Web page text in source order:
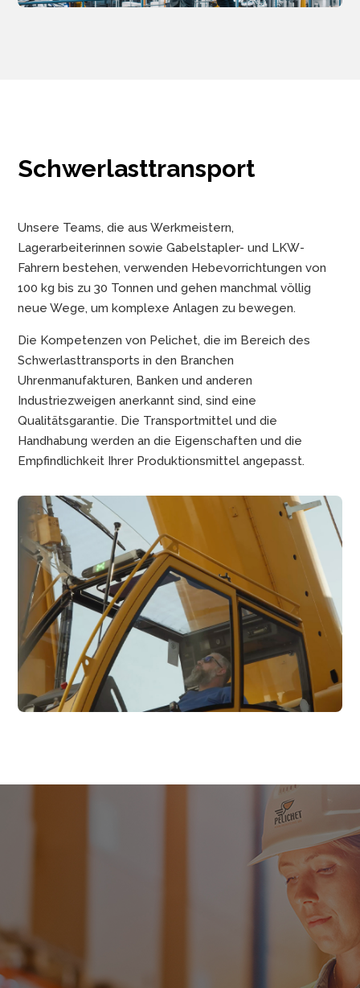
Schwerlasttransport
Unsere Teams, die aus Werkmeistern,
Lagerarbeiterinnen sowie Gabelstapler- und LKW-
Fahrern bestehen, verwenden Hebevorrichtungen von
100 kg bis zu 30 Tonnen und gehen manchmal völlig
neue Wege, um komplexe Anlagen zu bewegen.
Die Kompetenzen von Pelichet, die im Bereich des
Schwerlasttransports in den Branchen
Uhrenmanufakturen, Banken und anderen
Industriezweigen anerkannt sind, sind eine
Qualitätsgarantie. Die Transportmittel und die
Handhabung werden an die Eigenschaften und die
Empfindlichkeit Ihrer Produktionsmittel angepasst.
Die Stärke der Gruppe im
Dienste unserer Kundinnen
und Kunden